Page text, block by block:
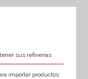
sus refinerías
importar productos